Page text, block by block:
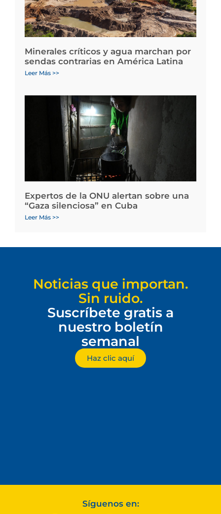
Minerales críticos y agua marchan por
sendas contrarias en América Latina
Leer Más >>
Expertos de la ONU alertan sobre una
“Gaza silenciosa” en Cuba
Leer Más >>
Noticias que importan.
Sin ruido.
Suscríbete gratis a
nuestro boletín
semanal
Haz clic aquí
Síguenos en: